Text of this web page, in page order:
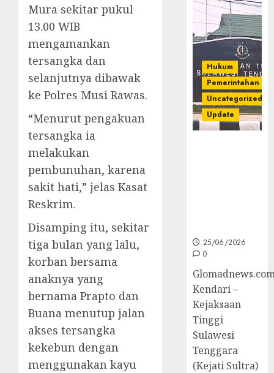
Mura sekitar pukul
13.00 WIB
mengamankan
tersangka dan
selanjutnya dibawak
ke Polres Musi Rawas.
“Menurut pengakuan
tersangka ia
melakukan
pembunuhan, karena
sakit hati,” jelas Kasat
Reskrim.
Disamping itu, sekitar
tiga bulan yang lalu,
korban bersama
anaknya yang
bernama Prapto dan
Buana menutup jalan
akses tersangka
kekebun dengan
menggunakan kayu
Hukum
Pemerintahan
Uncategorized
Update
25/06/2026
0
Kendari –
Kejaksaan
Tinggi
Sulawesi
Tenggara
(Kejati Sultra)